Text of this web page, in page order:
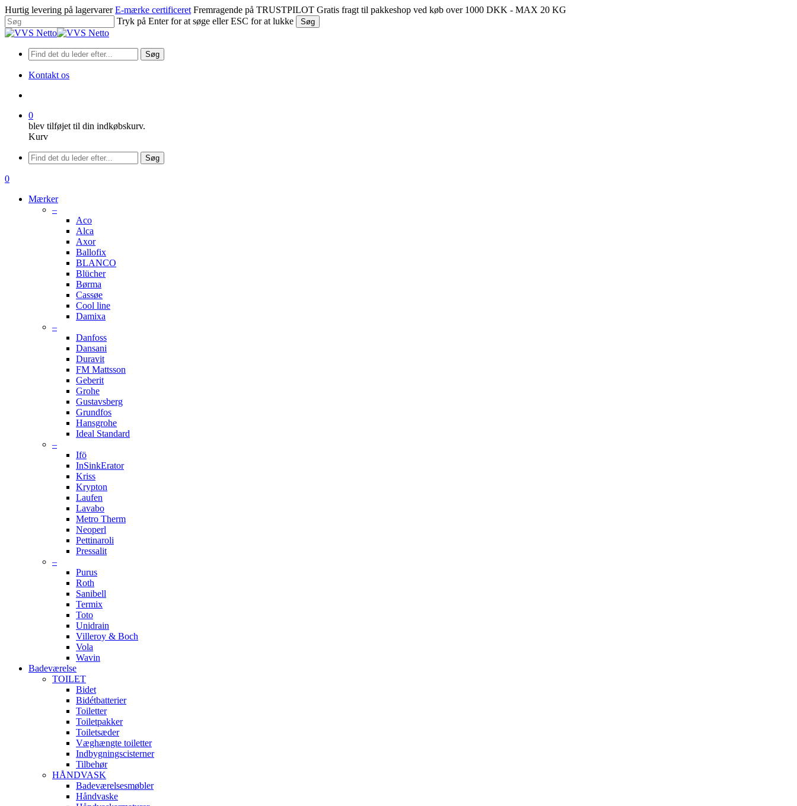
Spring
til
hovedindhold
Hurtig levering på lagervarer E-mærke certificeret Fremragende på TRUSTPILOT Gratis fragt til pakkeshop ved køb over 1000 DKK - MAX 20 KG
Tryk på Enter for at søge eller ESC for at lukke
Søg
Luk
Søg
Kontakt os
0
blev tilføjet til din indkøbskurv.
Kurv
Menu
Søg
søge
0
Mærker
–
Aco
Alca
Axor
Ballofix
BLANCO
Blücher
Børma
Cassøe
Cool line
Damixa
–
Danfoss
Dansani
Duravit
FM Mattsson
Geberit
Grohe
Gustavsberg
Grundfos
Hansgrohe
Ideal Standard
–
Ifö
InSinkErator
Kriss
Krypton
Laufen
Lavabo
Metro Therm
Neoperl
Pettinaroli
Pressalit
–
Purus
Roth
Sanibell
Termix
Toto
Unidrain
Villeroy & Boch
Vola
Wavin
Badeværelse
TOILET
Bidet
Bidétbatterier
Toiletter
Toiletpakker
Toiletsæder
Væghængte toiletter
Indbygningscisterner
Tilbehør
HÅNDVASK
Badeværelsesmøbler
Håndvaske